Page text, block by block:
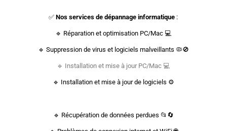
✅Nos services de dépannage informatique :
🔹 Réparation et optimisation PC/Mac 💻
🔹 Suppression de virus et logiciels malveillants 🦠🚫
🔹 Installation et mise à jour PC/Mac 💻
🔹 Installation et mise à jour de logiciels ⚙️
🔹 Récupération de données perdues 📂🔄